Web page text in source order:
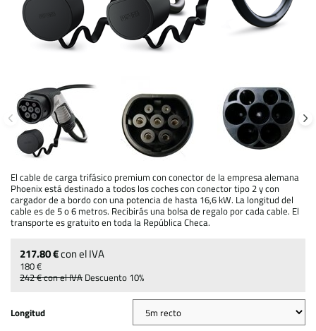
El cable de carga trifásico premium con conector de la empresa alemana
Phoenix está destinado a todos los coches con conector tipo 2 y con
cargador de a bordo con una potencia de hasta 16,6 kW. La longitud del
cable es de 5 o 6 metros. Recibirás una bolsa de regalo por cada cable. El
transporte es gratuito en toda la República Checa.
217.80 €con el IVA
180 €
242 €con el IVA Descuento 10%
Longitud